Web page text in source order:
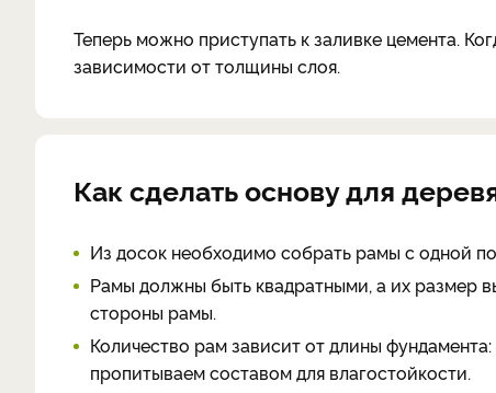
Теперь можно приступать к заливке цемента.
зависимости от толщины слоя.
Как сделать основу для
Из досок необходимо собрать рамы с одной
Рамы должны быть квадратными, а их размер
стороны рамы.
Количество рам зависит от длины
пропитываем составом для влагостойкости.